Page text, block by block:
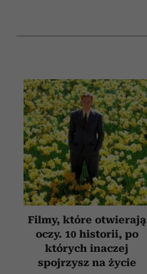
Filmy, które otwierają
oczy. 10 historii, po
których inaczej
spojrzysz na życie